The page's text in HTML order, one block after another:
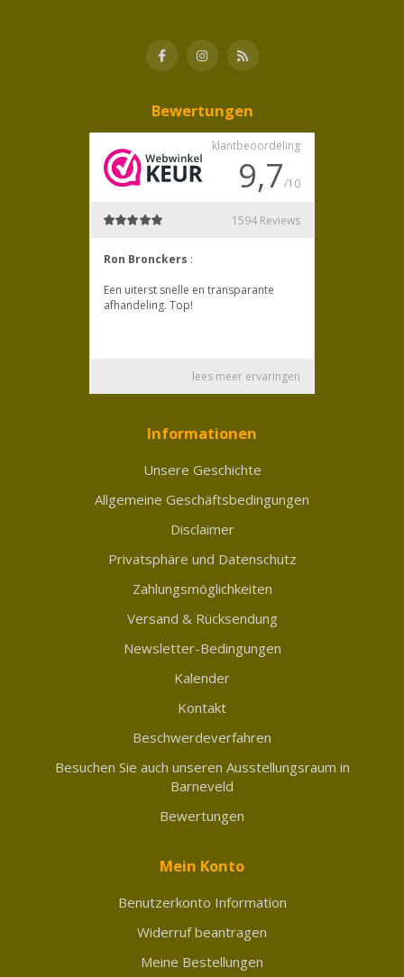
Bewertungen
Informationen
Unsere Geschichte
Allgemeine Geschäftsbedingungen
Disclaimer
Privatsphäre und Datenschutz
Zahlungsmöglichkeiten
Versand & Rücksendung
Newsletter-Bedingungen
Kalender
Kontakt
Beschwerdeverfahren
Besuchen Sie auch unseren Ausstellungsraum in
Barneveld
Bewertungen
Mein Konto
Benutzerkonto Information
Widerruf beantragen
Meine Bestellungen